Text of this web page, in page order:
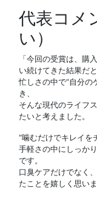
代表コメ
い）
「今回の受賞は、購
い続けてきた結果だ
忙しさの中で“自分の
き、
そんな現代のライフ
たいと考えました。
“噛むだけでキレイを
手軽さの中にしっか
です。
口臭ケアだけでなく
たことを嬉しく思いま